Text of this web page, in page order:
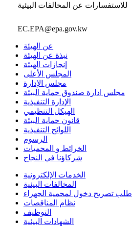
للاستفسارات عن المخالفات البيئية
EC.EPA@epa.gov.kw
عن الهيئة
نبذة عن الهيئة
إنجازات الهيئة
المجلس الأعلى
مجلس الإدارة
مجلس ادارة صندوق حماية البيئة
الإدارة التنفيذية
الهيكل التنظيمي
قانون حماية البيئة
اللوائح التنفيذية
الرسوم
الخرائط و المحميات
شركاؤنا في النجاح
الخدمات الإلكترونية
المخالفات البيئية
طلب تصريح دخول لمحمية الجهراء
نظام المناقصات
التوظيف
الشهادات البيئية